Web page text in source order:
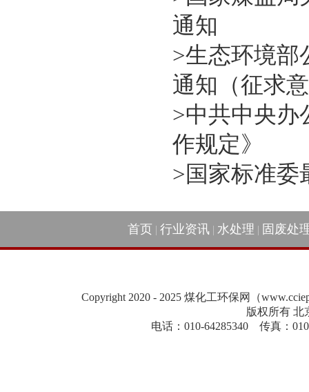
通知
>生态环境部
通知（征求
>中共中央办
作规定》
>国家标准
首页 | 行业资讯 | 水处理 | 固废处
Copyright 2020 - 2025 煤化工环保网（
版权所有 北
电话：010-64285340 传真：